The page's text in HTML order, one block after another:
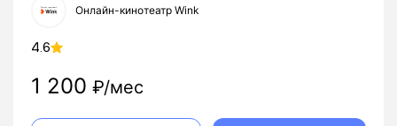
Онлайн-кинотеатр Wink
4.6
1 200 ₽/мес